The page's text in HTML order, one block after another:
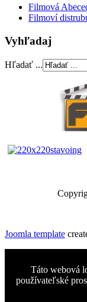
Filmová
Filmoví
Vyhľadaj
Hľadať ...
Joomla template
Táto webová
používateľské